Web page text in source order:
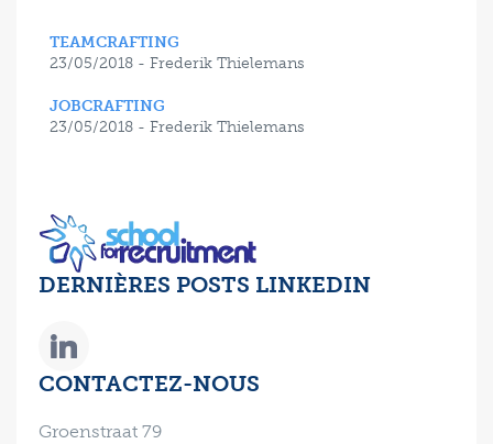
TEAMCRAFTING
23/05/2018 - Frederik Thielemans
JOBCRAFTING
23/05/2018 - Frederik Thielemans
DERNIÈRES POSTS LINKEDIN
CONTACTEZ-NOUS
Groenstraat 79